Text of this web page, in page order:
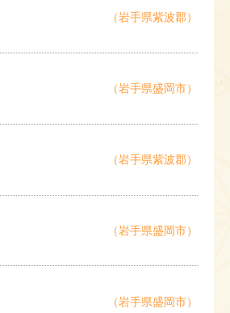
（岩手県紫波郡）
（岩手県盛岡市）
（岩手県紫波郡）
（岩手県盛岡市）
（岩手県盛岡市）